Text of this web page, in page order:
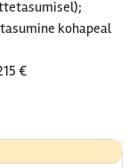
kohapeal
€